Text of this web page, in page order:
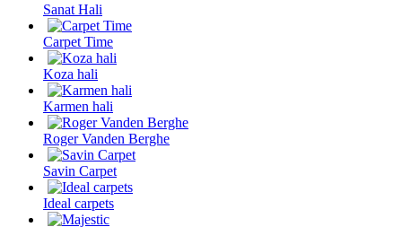
Sanat Hali
Carpet Time
Koza hali
Karmen hali
Roger Vanden Berghe
Savin Carpet
Ideal carpets